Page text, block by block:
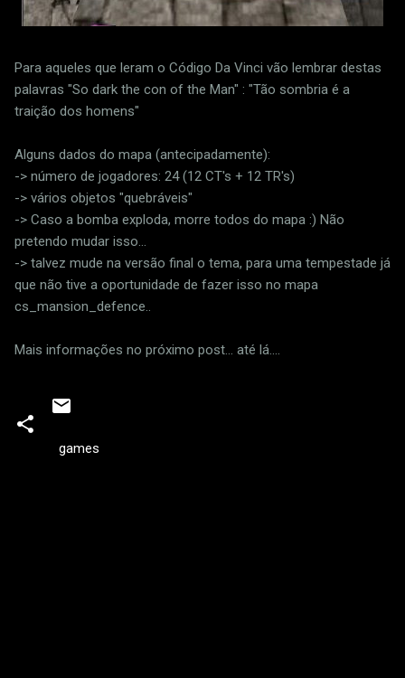
Para aqueles que leram o Código Da Vinci vão lembrar destas
palavras "So dark the con of the Man" : "Tão sombria é a
traição dos homens"
Alguns dados do mapa (antecipadamente):
-> número de jogadores: 24 (12 CT's + 12 TR's)
-> vários objetos "quebráveis"
-> Caso a bomba exploda, morre todos do mapa :) Não
pretendo mudar isso...
-> talvez mude na versão final o tema, para uma tempestade já
que não tive a oportunidade de fazer isso no mapa
cs_mansion_defence..
Mais informações no próximo post... até lá....
games